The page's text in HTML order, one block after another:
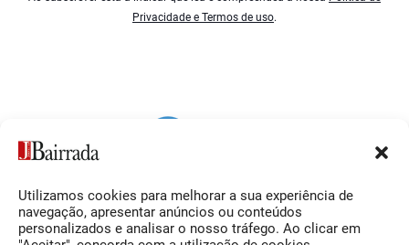
Utilizamos cookies para melhorar a sua experiência de
navegação, apresentar anúncios ou conteúdos
personalizados e analisar o nosso tráfego. Ao clicar em
Privacidade e Termos de uso.
Siga-nos
Facebook
O Jornal da Bairrada
Contactos